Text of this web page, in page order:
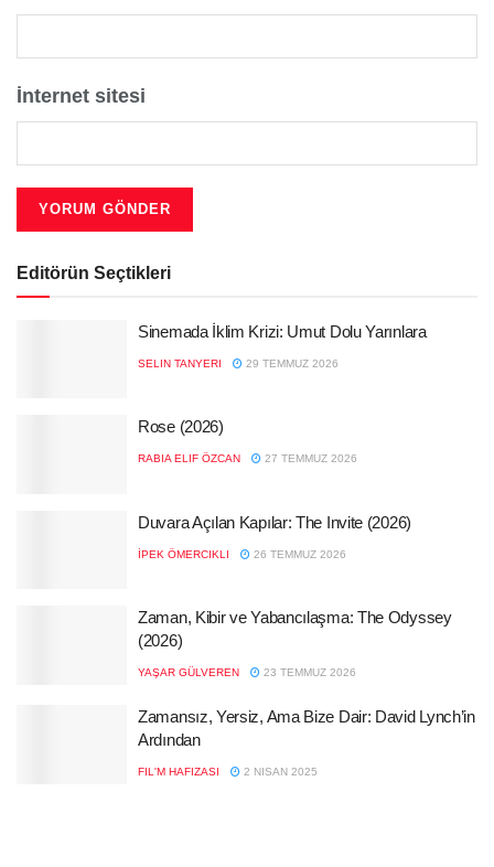
İnternet sitesi
Editörün Seçtikleri
Sinemada İklim Krizi: Umut Dolu Yarınlara
SELIN TANYERI 29 TEMMUZ 2026
Rose (2026)
RABIA ELIF ÖZCAN 27 TEMMUZ 2026
Duvara Açılan Kapılar: The Invite (2026)
İPEK ÖMERCIKLI 26 TEMMUZ 2026
Zaman, Kibir ve Yabancılaşma: The Odyssey
(2026)
YAŞAR GÜLVEREN 23 TEMMUZ 2026
Zamansız, Yersiz, Ama Bize Dair: David Lynch’in
Ardından
FIL'M HAFIZASI 2 NISAN 2025